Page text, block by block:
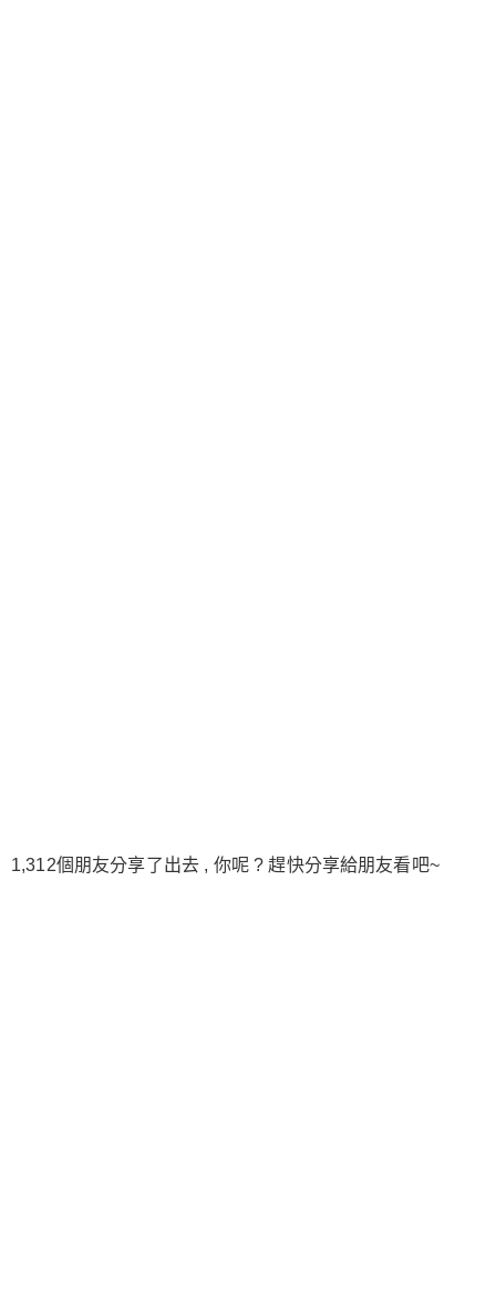
1,312個朋友分享了出去 , 你呢 ? 趕快分享給朋友看吧~